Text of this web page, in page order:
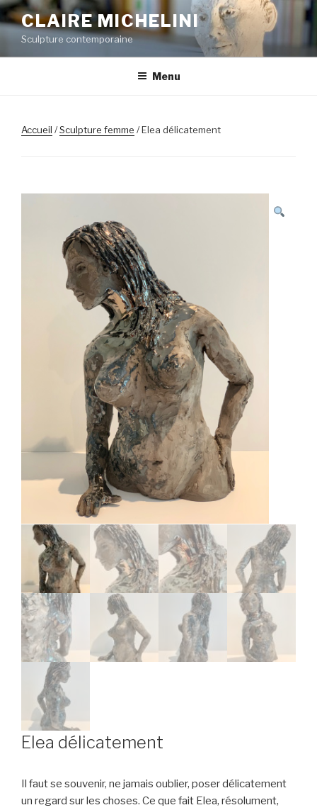
Aller
au
contenu
principal
CLAIRE MICHELINI
Sculpture contemporaine
Menu
Accueil /Sculpture femme / Elea délicatement
Elea délicatement
Il faut se souvenir, ne jamais oublier, poser délicatement
un regard sur les choses. Ce que fait Elea, résolument,